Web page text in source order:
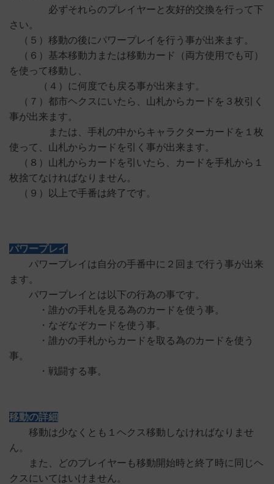
必ずそれらのプレイヤーと友好的交換を行って下
さい。
（５）移動の後にパワープレイを行う事が出来ます。
（６）基本移動力または移動カード（両方使用でも可）
を使って移動し、
（４）に何度でも戻る事が出来ます。
（７）都市ヘクスにいたら、山札からカードを３枚引く
事が出来ます。
または、手札の中からキャラクターカードを１枚
使って、山札からカードを引く事が出来ます。
（８）山札からカードを引いたら、カードを手札から１
枚捨てなければなりません。
（９）以上で手番は終了です。
パワープレイ
パワープレイは自分の手番中に２回まで行う事が出来
ます。
パワープレイとは以下の行為の事です。
・誰かの手札を見る為のカードを使う事。
・なぞなぞカードを使う事。
・誰かの手札からカードを取る為のカードを使う
事。
・戦闘する事。
移動の詳細
移動は少なくとも１ヘクス移動しなければなりませ
ん。
また、どのプレイヤーも移動開始時と終了時に同じヘ
クスにいてはいけません。